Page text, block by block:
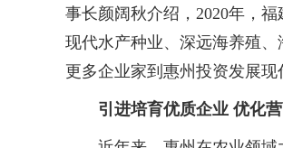
事长颜阔秋介绍，2020年，
现代水产种业、深远海养殖
更多企业家到惠州投资发展现
引进培育优质企业 优化营